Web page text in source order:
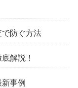
防ぐ方法
解説！
事例